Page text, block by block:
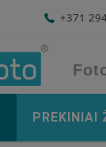
+371
PREKINIAI